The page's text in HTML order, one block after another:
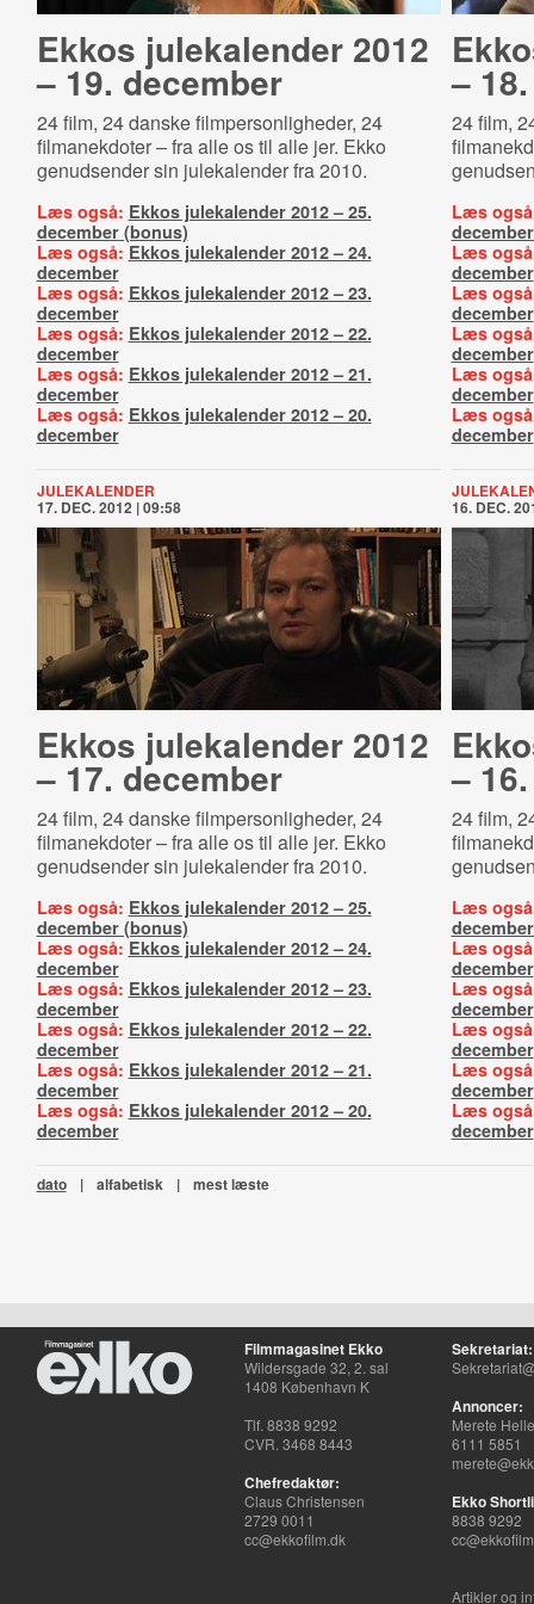
Ekkos julekalender 2012
– 19. december
24 film, 24 danske filmpersonligheder, 24
filmanekdoter – fra alle os til alle jer. Ekko
genudsender sin julekalender fra 2010.
Læs også: Ekkos julekalender 2012 – 25.
december (bonus)
Læs også: Ekkos julekalender 2012 – 24.
december
Læs også: Ekkos julekalender 2012 – 23.
december
Læs også: Ekkos julekalender 2012 – 22.
december
Læs også: Ekkos julekalender 2012 – 21.
december
Læs også: Ekkos julekalender 2012 – 20.
december
–
24 film,
Læs
Læs
december
Læs
december
Læs
december
Læs
december
Læs
december
JULEKALENDER
17. DEC. 2012 | 09:58
Ekkos julekalender 2012
– 17. december
24 film, 24 danske filmpersonligheder, 24
filmanekdoter – fra alle os til alle jer. Ekko
genudsender sin julekalender fra 2010.
Læs også: Ekkos julekalender 2012 – 25.
december (bonus)
Læs også: Ekkos julekalender 2012 – 24.
december
Læs også: Ekkos julekalender 2012 – 23.
december
Læs også: Ekkos julekalender 2012 – 22.
december
Læs også: Ekkos julekalender 2012 – 21.
december
Læs også: Ekkos julekalender 2012 – 20.
december
16. DEC.
–
24 film,
Læs
Læs
december
Læs
december
Læs
december
Læs
december
Læs
december
dato | alfabetisk | mest læste
Filmmagasinet Ekko
Wildersgade 32, 2. sal
1408 København K
Tlf. 8838 9292
CVR. 3468 8443
Chefredaktør:
Claus Christensen
2729 0011
cc@ekkofilm.dk
Sekretariat:
Annoncer:
Merete
6111 5851
Ekko
8838 9292
Artikler og